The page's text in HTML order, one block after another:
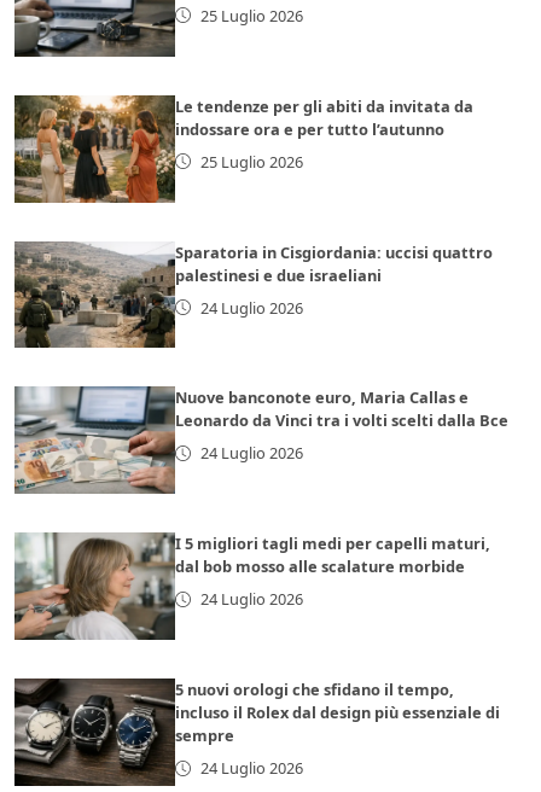
25 Luglio 2026
Le tendenze per gli abiti da invitata da
indossare ora e per tutto l’autunno
25 Luglio 2026
Sparatoria in Cisgiordania: uccisi quattro
palestinesi e due israeliani
24 Luglio 2026
Nuove banconote euro, Maria Callas e
Leonardo da Vinci tra i volti scelti dalla Bce
24 Luglio 2026
I 5 migliori tagli medi per capelli maturi,
dal bob mosso alle scalature morbide
24 Luglio 2026
5 nuovi orologi che sfidano il tempo,
incluso il Rolex dal design più essenziale di
sempre
24 Luglio 2026